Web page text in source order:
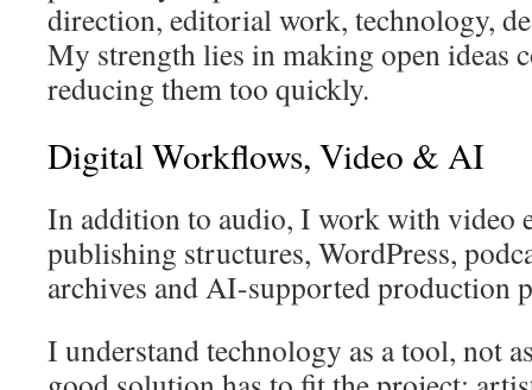
direction, editorial work, technology,
My strength lies in making open ideas
reducing them too quickly.
Digital Workflows, Video & AI
In addition to audio, I work with video
publishing structures, WordPress,
archives and AI-supported production
I understand technology as a tool, not